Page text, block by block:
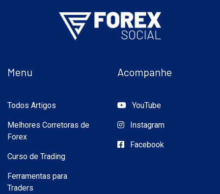
Menu
Todos Artigos
Melhores Corretoras de
Forex
Curso de Trading
Ferramentas para
Traders
Acompanhe
YouTube
Instagram
Facebook